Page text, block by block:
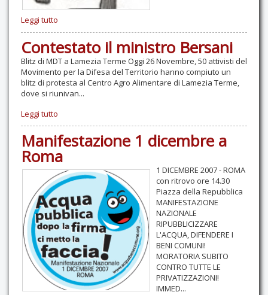
Leggi tutto
Contestato il ministro Bersani
Blitz di MDT a Lamezia Terme Oggi 26 Novembre, 50 attivisti del
Movimento per la Difesa del Territorio hanno compiuto un
blitz di protesta al Centro Agro Alimentare di Lamezia Terme,
dove si riunivan...
Leggi tutto
Manifestazione 1 dicembre a
Roma
1 DICEMBRE 2007 - ROMA
con ritrovo ore 14.30
Piazza della Repubblica
MANIFESTAZIONE
NAZIONALE
RIPUBBLICIZZARE
L'ACQUA, DIFENDERE I
BENI COMUNI!
MORATORIA SUBITO
CONTRO TUTTE LE
PRIVATIZZAZIONI!
IMMED...